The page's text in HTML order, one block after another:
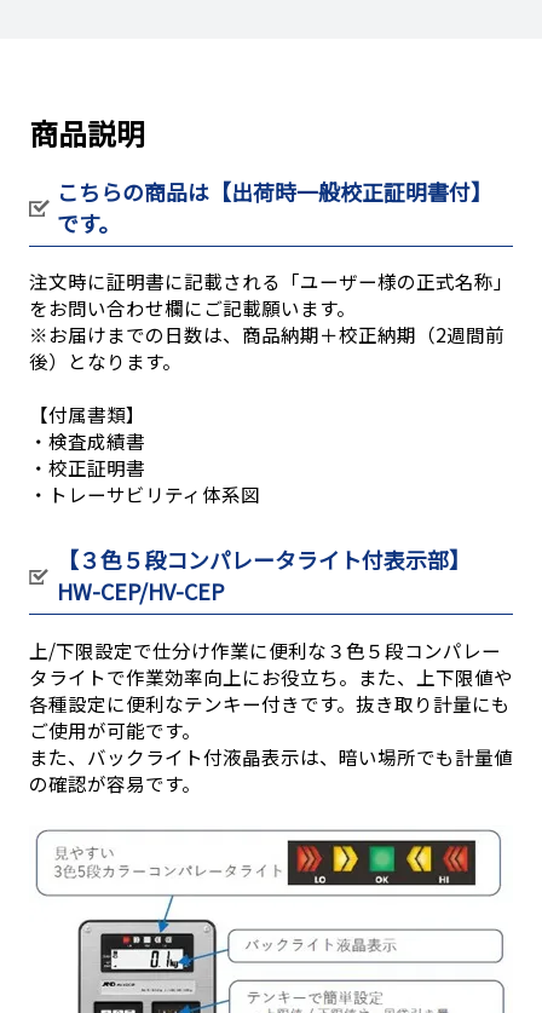
商品説明
こちらの商品は【出荷時一般校正証明書付】
です。
注文時に証明書に記載される「ユーザー様の正式名称」
をお問い合わせ欄にご記載願います。
※お届けまでの日数は、商品納期＋校正納期（2週間前
後）となります。
【付属書類】
・検査成績書
・校正証明書
・トレーサビリティ体系図
【３色５段コンパレータライト付表示部】
HW-CEP/HV-CEP
上/下限設定で仕分け作業に便利な３色５段コンパレー
タライトで作業効率向上にお役立ち。また、上下限値や
各種設定に便利なテンキー付きです。抜き取り計量にも
ご使用が可能です。
また、バックライト付液晶表示は、暗い場所でも計量値
の確認が容易です。